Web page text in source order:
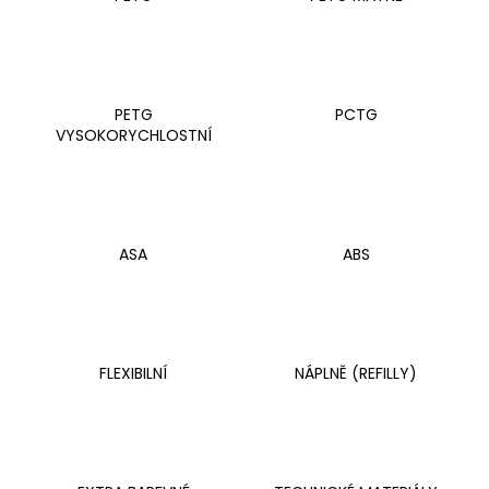
PETG
VYSOKORYCHLOSTNÍ
PCTG
ASA ABS
FLEXIBILNÍ NÁPLNĚ (REFILLY)